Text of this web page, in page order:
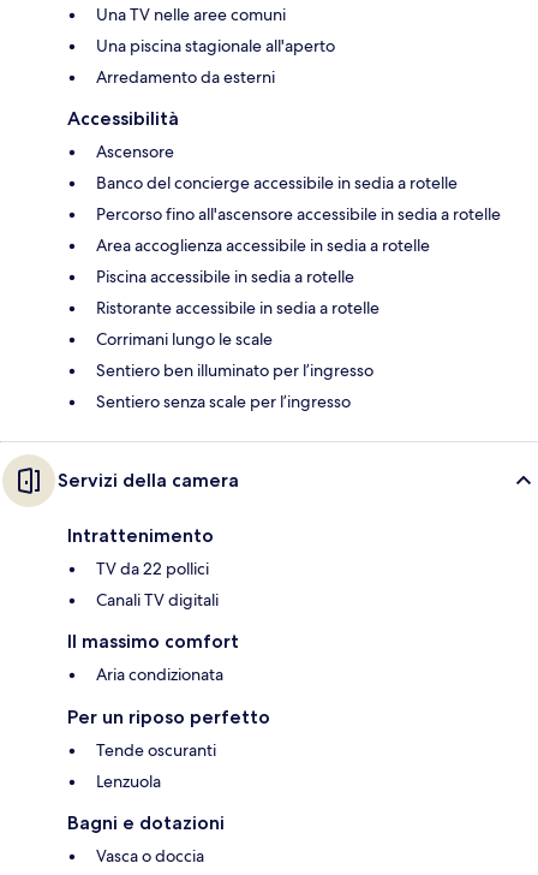
Una TV nelle aree comuni
Una piscina stagionale all'aperto
Arredamento da esterni
Accessibilità
Ascensore
Banco del concierge accessibile in sedia a rotelle
Percorso fino all'ascensore accessibile in sedia a rotelle
Area accoglienza accessibile in sedia a rotelle
Piscina accessibile in sedia a rotelle
Ristorante accessibile in sedia a rotelle
Corrimani lungo le scale
Sentiero ben illuminato per l’ingresso
Sentiero senza scale per l’ingresso
Servizi della camera
Intrattenimento
TV da 22 pollici
Canali TV digitali
Il massimo comfort
Aria condizionata
Per un riposo perfetto
Tende oscuranti
Lenzuola
Bagni e dotazioni
Vasca o doccia